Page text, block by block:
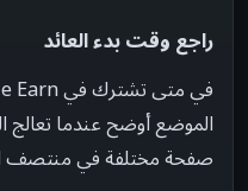
راجع وقت بدء العائد
الموضع أوضح عندما تعالج
صفحة مختلفة في منتصف